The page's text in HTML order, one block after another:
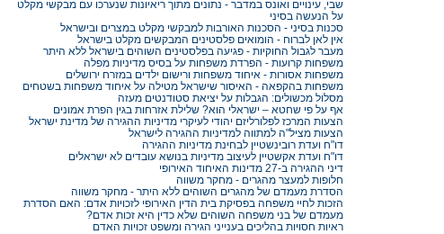
שבי, עינויים ואונס במדבר - נתונים מתוך ריאיונות שנערכו עם מבקשי מקלט
על הנעשה בסיני
סכנות בסיני - הסכנות האורבות למבקשי מקלט במצרים ובישראל
אין לאן לברוח - הומואים פלסטינים המבקשים מקלט בישראל
מעבר לגבול החוקיות - פגיעה בפלסטינים השוהים בישראל ללא היתר
משפחות קרועות - הפרדת משפחות על בסיס מדיניות מפלה
משפחות אסורות - איחוד משפחות ורישום ילדים במזרח ירושלים
משפחות בהקפאה - האיסור שישראל מטילה על איחוד משפחות בשטחים
מסלול מכשולים: הגבלות על יציאת סטודנטים מעזה
אף על פי שחטא – ישראלי הוא? שלילת אזרחות בגין הפרת אמונים
הצעות המרכז לפלורליזם יהודי לעיקרי מדיניות ההגירה של מדינת ישראל
הצעות מציל"ה למתווה למדיניות ההגירה לישראל
דו"ח ועדת רובינשטיין לבחינת מדיניות ההגירה
דו"ח ועדת אקשטיין לעיצוב מדיניות בנושא עובדים לא ישראלים
דיני ההגירה ב-27 מדינות האיחוד האירופי
חלופות למעצר מהגרים - מחקר משווה
הסדרת מעמדם של מהגרים השוהים ללא היתר - מחקר משווה
הזכות לחיי משפחה בפסיקת בית הדין האירופי לזכויות אדם: האם הסדרת
מעמדם של בני משפחה השוהים שלא כדין היא זכות אדם?
ראיות חסויות בהליכים בענייני הגירה ומשפט זכויות האדם